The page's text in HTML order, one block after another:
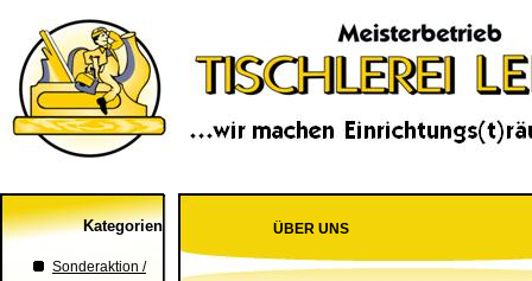
Kategorien
Sonderaktion /
ÜBER UNS